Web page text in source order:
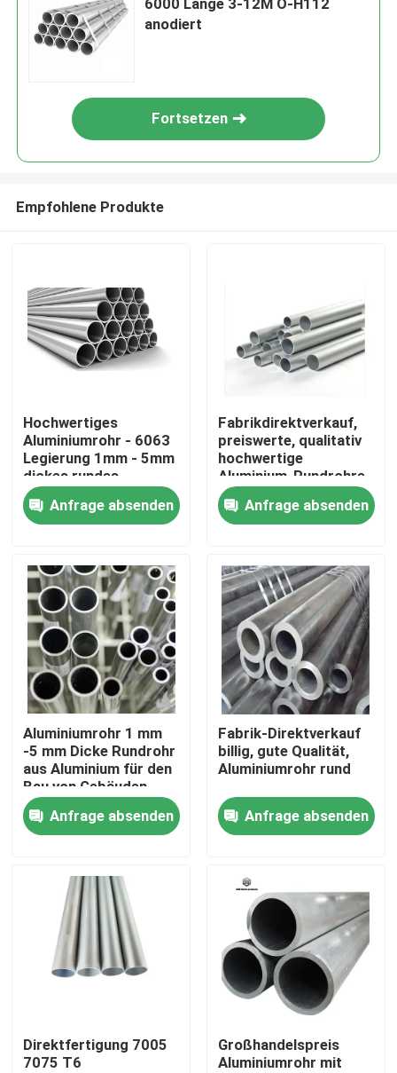
Produkte
Videos
Über uns
Werksbesichtigung
Qualitätskontrolle
Kontakt mit uns
Neuigkeiten
Edelstahl-Platten-Blätter
6000 Länge 3-12M O-H112
anodiert
Fortsetzen
Empfohlene Produkte
Hochwertiges
Aluminiumrohr - 6063
Legierung 1mm - 5mm
dickes rundes
Aluminiumrohr für den
Hochbau
Anfrage absenden
Fabrikdirektverkauf,
preiswerte, qualitativ
hochwertige
Aluminium-Rundrohre
der Serie 3003 für den
Außenbereich
Anfrage absenden
Aluminiumrohr 1 mm
-5 mm Dicke Rundrohr
aus Aluminium für den
Bau von Gebäuden
Anfrage absenden
Fabrik-Direktverkauf
billig, gute Qualität,
Aluminiumrohr rund
Anfrage absenden
Direktfertigung 7005
7075 T6
Großhandelspreis
Aluminiumrohr mit